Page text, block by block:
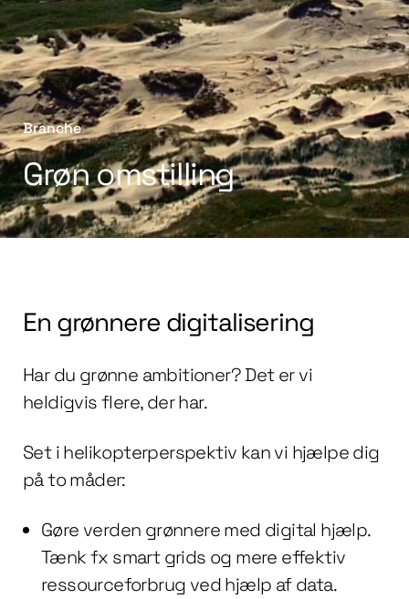
Branche
Grøn omstilling
En grønnere digitalisering
Har du grønne ambitioner? Det er vi
heldigvis flere, der har.
Set i helikopterperspektiv kan vi hjælpe dig
på to måder:
Gøre verden grønnere med digital hjælp.
Tænk fx smart grids og mere effektiv
ressourceforbrug ved hjælp af data.